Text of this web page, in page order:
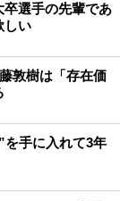
卒選手の先輩であ
しい
敦樹は「存在価
を手に入れて3年